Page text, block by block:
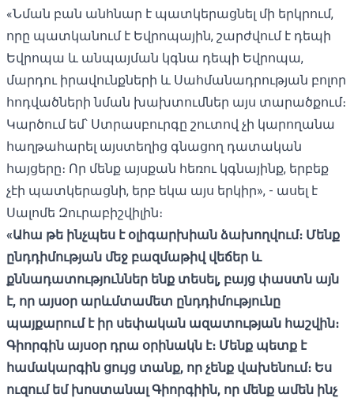
«Նման բան անհնար է պատկերացնել մի երկրում,
որը պատկանում է Եվրոպային, շարժվում է դեպի
Եվրոպա և անպայման կգնա դեպի Եվրոպա,
մարդու իրավունքների և Սահմանադրության բոլոր
հոդվածների նման խախտումներ այս տարածքում։
Կարծում եմ՝ Ստրասբուրգը շուտով չի կարողանա
հաղթահարել այստեղից գնացող դատական ​​
հայցերը։ Որ մենք այսքան հեռու կգնայինք, երբեք
չէի պատկերացնի, երբ եկա այս երկիր», - ասել է
Սալոմե Զուրաբիշվիլին։
«Ահա թե ինչպես է օլիգարխիան ձախողվում։ Մենք
ընդդիմության մեջ բազմաթիվ վեճեր և
քննադատություններ ենք տեսել, բայց փաստն այն
է, որ այսօր արևմտամետ ընդդիմությունը
պայքարում է իր սեփական ազատության հաշվին։
Գիորգին այսօր դրա օրինակն է։ Մենք պետք է
համակարգին ցույց տանք, որ չենք վախենում։ Ես
ուզում եմ խոստանալ Գիորգիին, որ մենք ամեն ինչ